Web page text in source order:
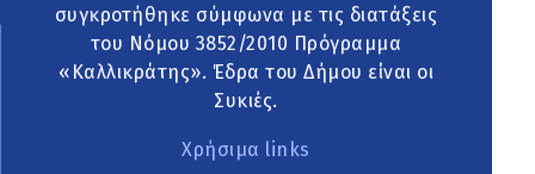
συγκροτήθηκε σύμφωνα με τις διατάξεις
του Νόμου 3852/2010 Πρόγραμμα
«Καλλικράτης». Έδρα του Δήμου είναι οι
Συκιές.
Χρήσιμα links